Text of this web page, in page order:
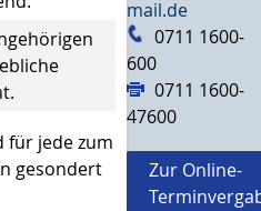
für jede zum
gesondert
mail.de
0711 1600-
600
0711 1600-
47600
Zur Online-